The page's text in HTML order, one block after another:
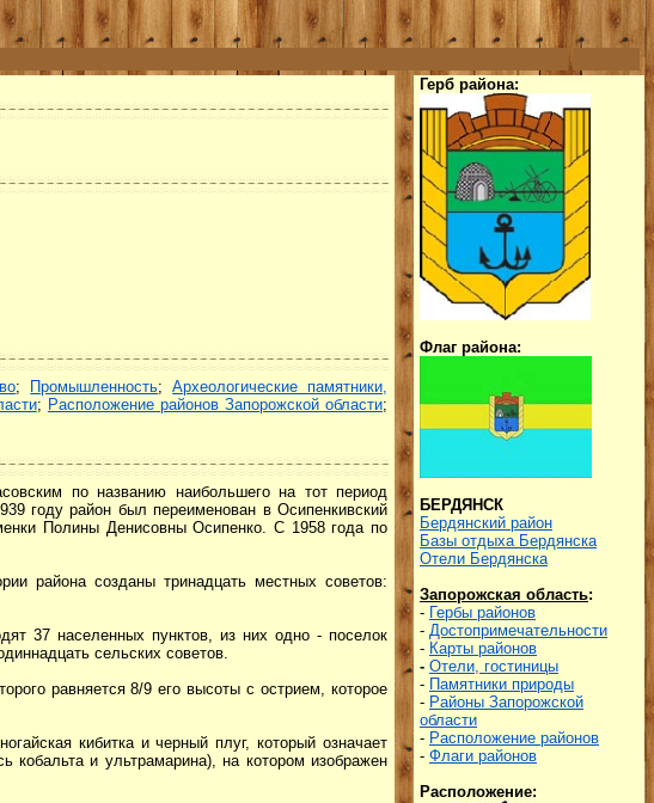
; Промышленность;Археологические памятники,
; Расположение районов Запорожской области;
по названию наибольшего на тот период
году район был переименован в Осипенкивский
Полины Денисовны Осипенко. С 1958 года по
района созданы тринадцать местных советов:
37 населенных пунктов, из них одно - поселок
сельских советов.
равняется 8/9 его высоты с острием, которое
кибитка и черный плуг, который означает
и ультрамарина), на котором изображен
Герб района:
Флаг района:
БЕРДЯНСК
Бердянский район
Базы отдыха Бердянска
Отели Бердянска
Запорожская область:
- Гербы районов
- Достопримечательности
- Карты районов
- Отели, гостиницы
- Памятники природы
- Районы Запорожской
области
- Расположение районов
- Флаги районов
Расположение: